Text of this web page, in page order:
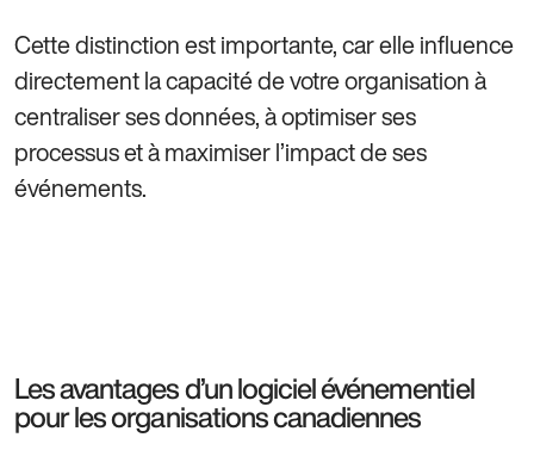
Cette distinction est importante, car elle influence
directement la capacité de votre organisation à
centraliser ses données, à optimiser ses
processus et à maximiser l’impact de ses
événements.
Les avantages d’un logiciel événementiel
pour les organisations canadiennes